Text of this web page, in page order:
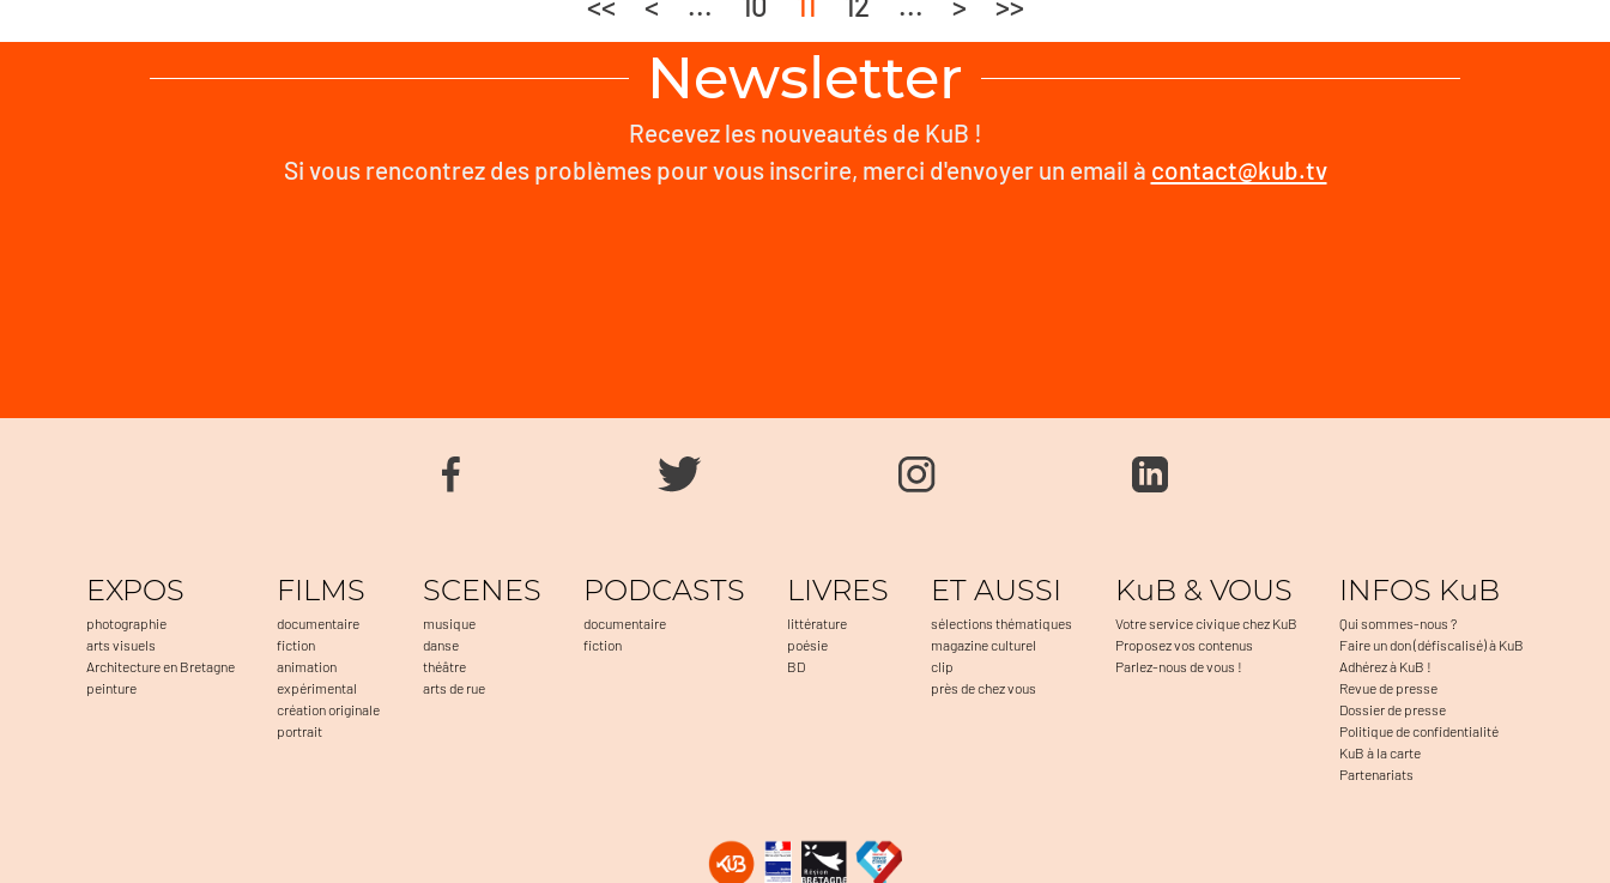
Newsletter
Recevez les nouveautés de KuB !
Si vous rencontrez des problèmes pour vous inscrire, merci d'envoyer un email à contact@kub.tv
EXPOS
photographie
arts visuels
Architecture en Bretagne
peinture
FILMS
documentaire
fiction
animation
expérimental
création originale
portrait
SCENES
musique
danse
théâtre
arts de rue
PODCASTS
documentaire
fiction
LIVRES
littérature
poésie
BD
ET AUSSI
sélections thématiques
magazine culturel
clip
près de chez vous
KuB & VOUS
Votre service civique chez KuB
Proposez vos contenus
Parlez-nous de vous !
INFOS KuB
Qui sommes-nous ?
Faire un don (défiscalisé) à KuB
Adhérez à KuB !
Revue de presse
Dossier de presse
Politique de confidentialité
KuB à la carte
Partenariats